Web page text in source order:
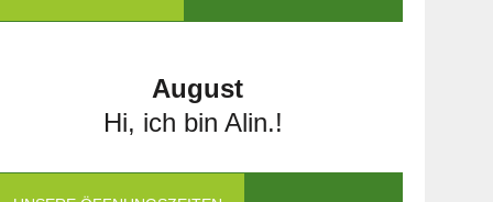
August
Hi, ich bin Alin.!